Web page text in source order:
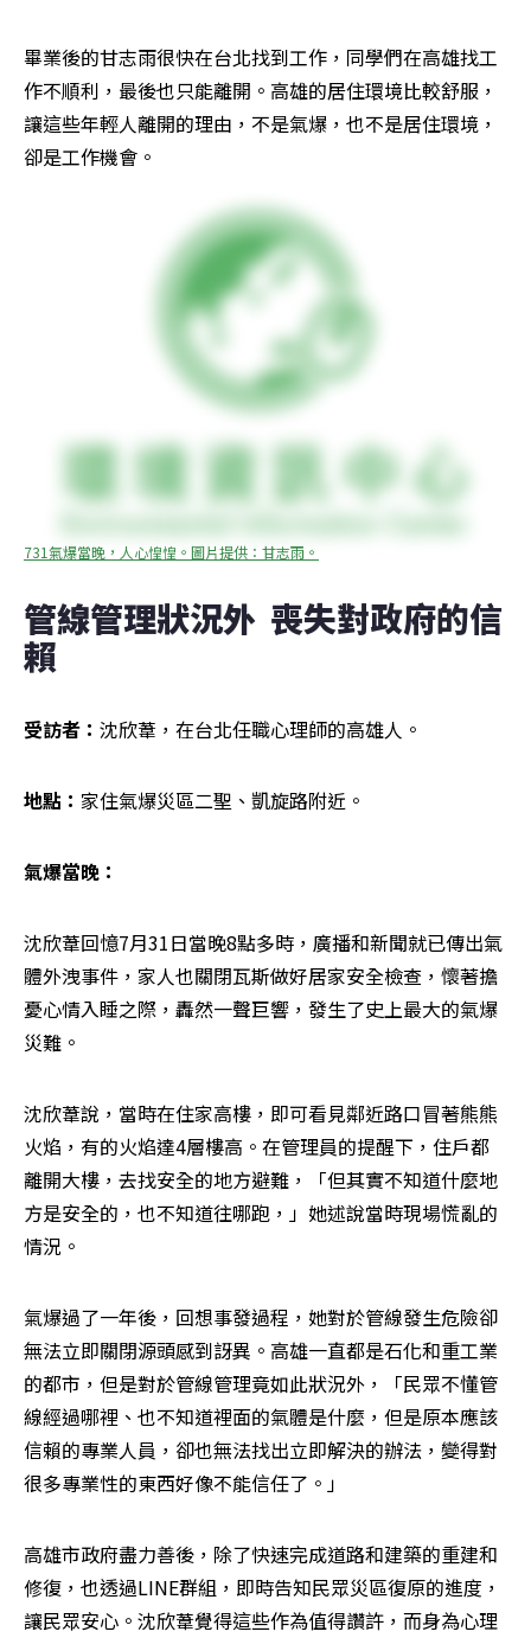
畢業後的甘志雨很快在台北找到工作，同學們在高雄找工
作不順利，最後也只能離開。高雄的居住環境比較舒服，
讓這些年輕人離開的理由，不是氣爆，也不是居住環境，
卻是工作機會。
731氣爆當晚，人心惶惶。圖片提供：甘志雨。
管線管理狀況外  喪失對政府的信
賴
受訪者： 沈欣葦，在台北任職心理師的高雄人。
地點： 家住氣爆災區二聖、凱旋路附近。
氣爆當晚：
沈欣葦回憶7月31日當晚8點多時，廣播和新聞就已傳出氣
體外洩事件，家人也關閉瓦斯做好居家安全檢查，懷著擔
憂心情入睡之際，轟然一聲巨響，發生了史上最大的氣爆
災難。
沈欣葦說，當時在住家高樓，即可看見鄰近路口冒著熊熊
火焰，有的火焰達4層樓高。在管理員的提醒下，住戶都
離開大樓，去找安全的地方避難，「但其實不知道什麼地
方是安全的，也不知道往哪跑，」她述說當時現場慌亂的
情況。
氣爆過了一年後，回想事發過程，她對於管線發生危險卻
無法立即關閉源頭感到訝異。高雄一直都是石化和重工業
的都市，但是對於管線管理竟如此狀況外，「民眾不懂管
線經過哪裡、也不知道裡面的氣體是什麼，但是原本應該
信賴的專業人員，卻也無法找出立即解決的辦法，變得對
很多專業性的東西好像不能信任了。」
高雄市政府盡力善後，除了快速完成道路和建築的重建和
修復，也透過LINE群組，即時告知民眾災區復原的進度，
讓民眾安心。沈欣葦覺得這些作為值得讚許，而身為心理